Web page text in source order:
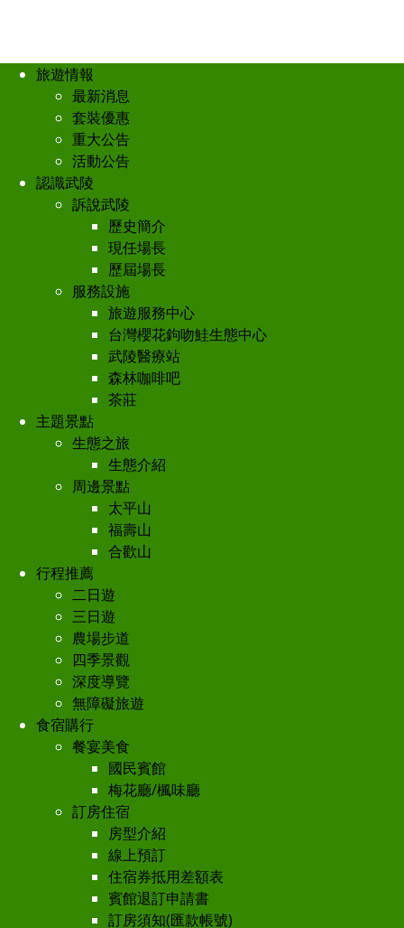
旅遊情報
最新消息
套裝優惠
重大公告
活動公告
認識武陵
訴說武陵
歷史簡介
現任場長
歷屆場長
服務設施
旅遊服務中心
台灣櫻花鉤吻鮭生態中心
武陵醫療站
森林咖啡吧
茶莊
主題景點
生態之旅
生態介紹
周邊景點
太平山
福壽山
合歡山
行程推薦
二日遊
三日遊
農場步道
四季景觀
深度導覽
無障礙旅遊
食宿購行
餐宴美食
國民賓館
梅花廳/楓味廳
訂房住宿
房型介紹
線上預訂
住宿券抵用差額表
賓館退訂申請書
訂房須知(匯款帳號)